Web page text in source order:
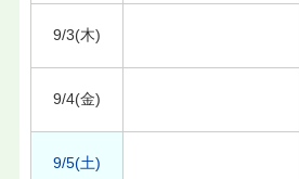
9/3(木)
9/4(金)
9/5(土)